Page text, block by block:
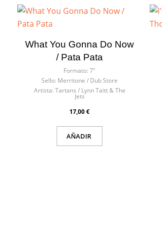
What You Gonna Do Now
/ Pata Pata
Formato: 7"
Sello: Merritone / Dub Store
Artista: Tartans / Lynn Taitt & The
Jets
17,00 €
AÑADIR